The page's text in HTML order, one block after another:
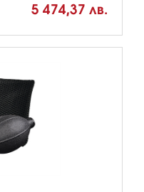
5 474,37 лв.